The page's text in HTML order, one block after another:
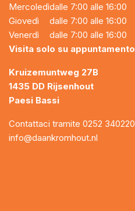
Mercoledìdalle 7:00 alle 16:00
Giovedì
dalle 7:00 alle 16:00
Venerdì
dalle 7:00 alle 16:00
Visita solo su appuntamento
Kruizemuntweg 27B
1435 DD Rijsenhout
Paesi Bassi
Contattaci tramite 0252 340220
info@daankromhout.nl